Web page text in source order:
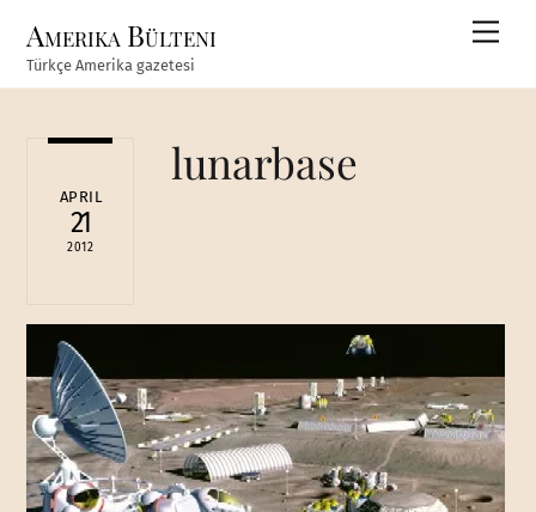
content
Amerika Bülteni
Türkçe Amerika gazetesi
APRIL
21
2012
lunarbase